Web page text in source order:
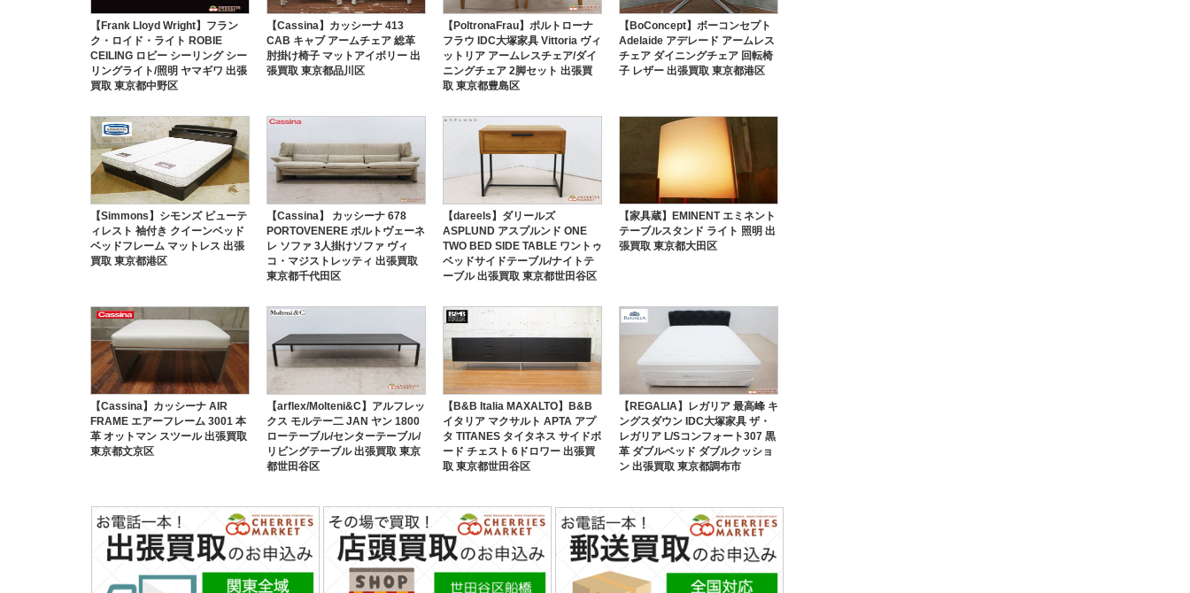
【Frank Lloyd Wright】フラン
ク・ロイド・ライト ROBIE
CEILING ロビー シーリング シー
リングライト/照明 ヤマギワ 出張
買取 東京都中野区
【Cassina】カッシーナ 413
CAB キャブ アームチェア 総革
肘掛け椅子 マットアイボリー 出
張買取 東京都品川区
【PoltronaFrau】ポルトローナ
フラウ IDC大塚家具 Vittoria ヴィ
ットリア アームレスチェア/ダイ
ニングチェア 2脚セット 出張買
取 東京都豊島区
【BoConcept】ボーコンセプト
Adelaide アデレード アームレス
チェア ダイニングチェア 回転椅
子 レザー 出張買取 東京都港区
【Simmons】シモンズ ビューテ
ィレスト 袖付き クイーンベッド
ベッドフレーム マットレス 出張
買取 東京都港区
【Cassina】 カッシーナ 678
PORTOVENERE ポルトヴェーネ
レ ソファ 3人掛けソファ ヴィ
コ・マジストレッティ 出張買取
東京都千代田区
【dareels】ダリールズ
ASPLUND アスプルンド ONE
TWO BED SIDE TABLE ワントゥ
ベッドサイドテーブル/ナイトテ
ーブル 出張買取 東京都世田谷区
【家具蔵】EMINENT エミネント
テーブルスタンド ライト 照明 出
張買取 東京都大田区
【Cassina】カッシーナ AIR
FRAME エアーフレーム 3001 本
革 オットマン スツール 出張買取
東京都文京区
【arflex/Molteni&C】アルフレッ
クス モルテー二 JAN ヤン 1800
ローテーブル/センターテーブル/
リビングテーブル 出張買取 東京
都世田谷区
【B&B Italia MAXALTO】B&B
イタリア マクサルト APTA アプ
タ TITANES タイタネス サイドボ
ード チェスト 6ドロワー 出張買
取 東京都世田谷区
【REGALIA】レガリア 最高峰 キ
ングスダウン IDC大塚家具 ザ・
レガリア L/Sコンフォート307 黒
革 ダブルベッド ダブルクッショ
ン 出張買取 東京都調布市